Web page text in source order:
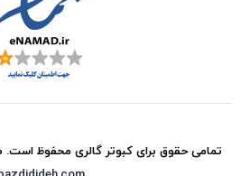
تمامی حقوق برایکبوتر گالریمحفوظ است.